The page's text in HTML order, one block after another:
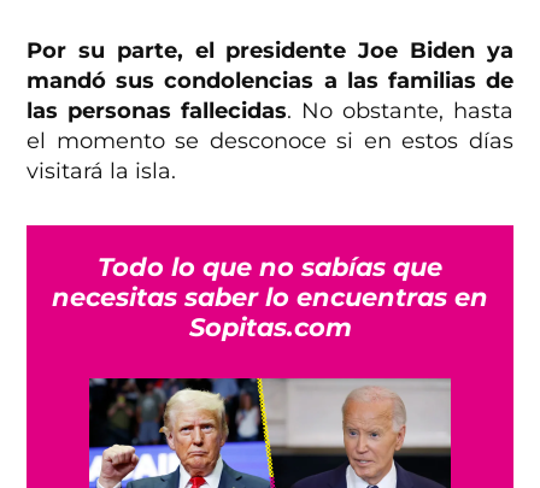
— President Biden (@POTUS)
August 9,
2023
Por su parte, el presidente Joe Biden ya
mandó sus condolencias a las familias de
las personas fallecidas. No obstante, hasta
el momento se desconoce si en estos días
visitará la isla.
Todo lo que no sabías que
necesitas saber lo encuentras en
Sopitas.com